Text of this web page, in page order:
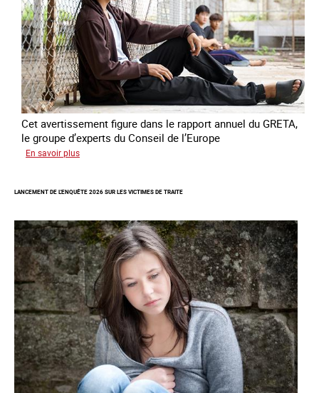
en
France
Cet avertissement figure dans le rapport annuel du GRETA,
le groupe d’experts du Conseil de l’Europe
En savoir plus
cas
traite
à
des
fins
de
criminalité
forcée
en
Europe
LANCEMENT DE L'ENQUÊTE 2026 SUR LES VICTIMES DE TRAITE